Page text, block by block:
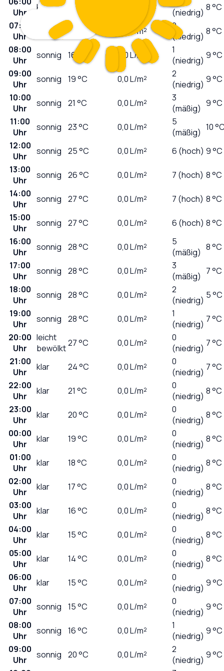
Uhr
klar 15°C
(niedrig) 8 °C
07:00
Uhr
sonnig 15 °C 0,0L/m²
0
(niedrig) 8 °C
08:00
Uhr
sonnig 16 °C 0,0L/m²
1
(niedrig) 9 °C
09:00
Uhr
sonnig 19°C 0,0L/m²
2
(niedrig) 9 °C
10:00
Uhr
sonnig 21 °C 0,0L/m²
3
(mäßig) 9 °C
11:00
Uhr
sonnig 23°C 0,0L/m²
5
(mäßig) 10
12:00
Uhr
sonnig 25°C 0,0L/m² 6 (hoch) 9 °C
13:00
Uhr
sonnig 26°C 0,0L/m² 7 (hoch) 8 °C
14:00
Uhr
sonnig 27°C 0,0L/m² 7 (hoch) 8 °C
15:00
Uhr
sonnig 27°C 0,0L/m² 6 (hoch) 8 °C
16:00
Uhr
sonnig 28°C 0,0L/m²
5
(mäßig) 8 °C
17:00
Uhr
sonnig 28°C 0,0L/m²
3
(mäßig) 7 °C
18:00
Uhr
sonnig 28°C 0,0L/m²
2
(niedrig) 5 °C
19:00
Uhr
sonnig 28°C 0,0L/m²
1
(niedrig) 7 °C
20:00
Uhr
leicht
bewölkt27°C 0,0L/m²
0
(niedrig) 7 °C
21:00
Uhr
klar 24°C 0,0L/m²
0
(niedrig) 7 °C
22:00
Uhr
klar 21 °C 0,0L/m²
0
(niedrig) 8 °C
23:00
Uhr
klar 20°C 0,0L/m²
0
(niedrig) 8 °C
00:00
Uhr
klar 19°C 0,0L/m²
0
(niedrig) 8 °C
01:00
Uhr
klar 18°C 0,0L/m²
0
(niedrig) 8 °C
02:00
Uhr
klar 17°C 0,0L/m²
0
(niedrig) 8 °C
03:00
Uhr
klar 16°C 0,0L/m²
0
(niedrig) 8 °C
04:00
Uhr
klar 15°C 0,0L/m²
0
(niedrig) 8 °C
05:00
Uhr
klar 14°C 0,0L/m²
0
(niedrig) 8 °C
06:00
Uhr
klar 15°C 0,0L/m²
0
(niedrig) 9 °C
07:00
Uhr
sonnig 15°C 0,0L/m²
0
(niedrig) 9 °C
08:00
Uhr
sonnig 16°C 0,0L/m²
1
(niedrig) 9 °C
09:00
Uhr
sonnig 20°C 0,0L/m²
2
(niedrig) 9 °C